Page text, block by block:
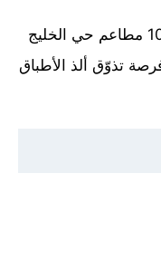
جمعنا لك في السطور التالية أفضل 10 مطاعم حي الخليج
تذوّق ألذ الأطباق